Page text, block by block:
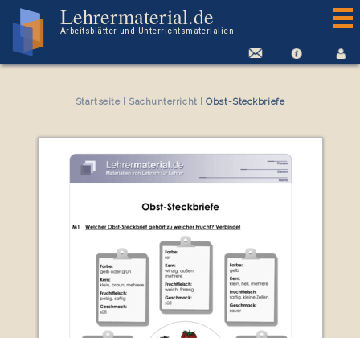
Lehrermaterial.de
Arbeitsblätter und Unterrichtsmaterialien
Startseite| Sachunterricht |Obst-Steckbriefe